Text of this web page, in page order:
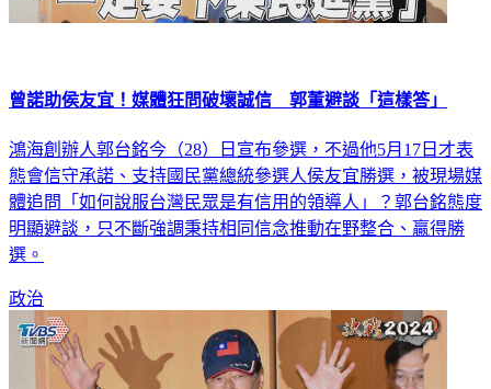
曾諾助侯友宜！媒體狂問破壞誠信 郭董避談「這樣答」
鴻海創辦人郭台銘今（28）日宣布參選，不過他5月17日才表
態會信守承諾、支持國民黨總統參選人侯友宜勝選，被現場媒
體追問「如何說服台灣民眾是有信用的領導人」？郭台銘態度
明顯避談，只不斷強調秉持相同信念推動在野整合、贏得勝
選。
政治